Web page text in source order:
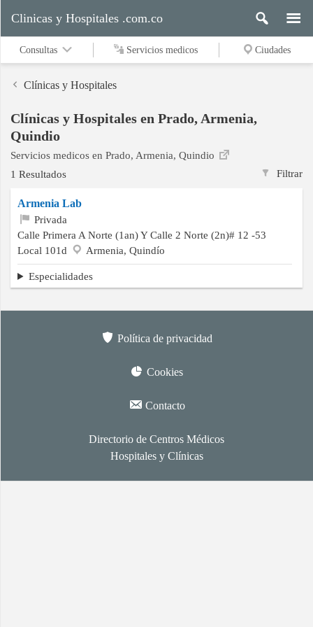
Servicios
medicos
Ciudades
Buscar
Clinicas y Hospitales .com.co
Consultas Servicios medicos Ciudades
Clínicas y Hospitales
Clínicas y Hospitales en Prado, Armenia,
Quindio
Servicios medicos en Prado, Armenia, Quindio
Filtrar
1 Resultados
Armenia Lab
Privada
Calle Primera A Norte (1an) Y Calle 2 Norte (2n)# 12 -53
Local 101d
Armenia, Quindío
Especialidades
Política de privacidad
Cookies
Contacto
Directorio de Centros Médicos
Hospitales y Clínicas